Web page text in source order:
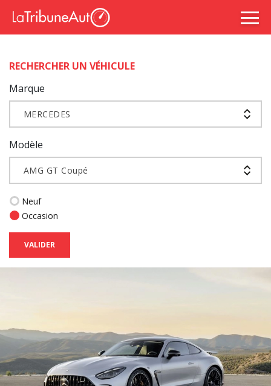
RECHERCHER UN VÉHICULE
Marque
MERCEDES
Modèle
AMG GT Coupé
Neuf
Occasion
VALIDER